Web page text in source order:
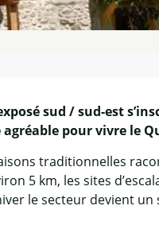
sud / sud-est
pour vivre le
traditionnelles
5 km, les sites
le secteur devient